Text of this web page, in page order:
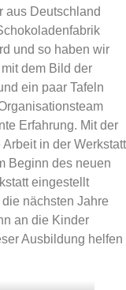
aus Deutschland
und so haben wir
dem Bild der
ein paar Tafeln
Erfahrung. Mit der
in der Werkstatt
Beginn des neuen
eingestellt
nächsten Jahre
an die Kinder
Ausbildung helfen